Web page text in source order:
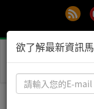
欲了解最新資訊
請
輸